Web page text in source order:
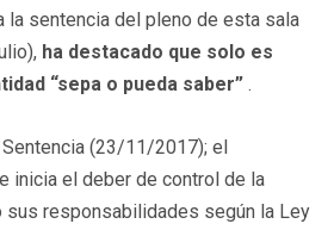
la sentencia del pleno de esta sala
ha destacado que solo es
“sepa o pueda saber” .
(23/11/2017); el
inicia el deber de control de la
responsabilidades según la Ley